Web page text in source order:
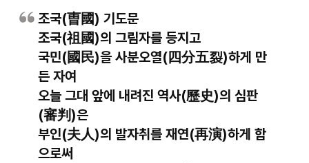
조국(曺國) 기도문
조국(祖國)의 그림자를 등지고
국민(國民)을 사분오열(四分五裂)하게 만
든 자여
오늘 그대 앞에 내려진 역사(歷史)의 심판
(審判)은
부인(夫人)의 발자취를 재연(再演)하게 함
으로써